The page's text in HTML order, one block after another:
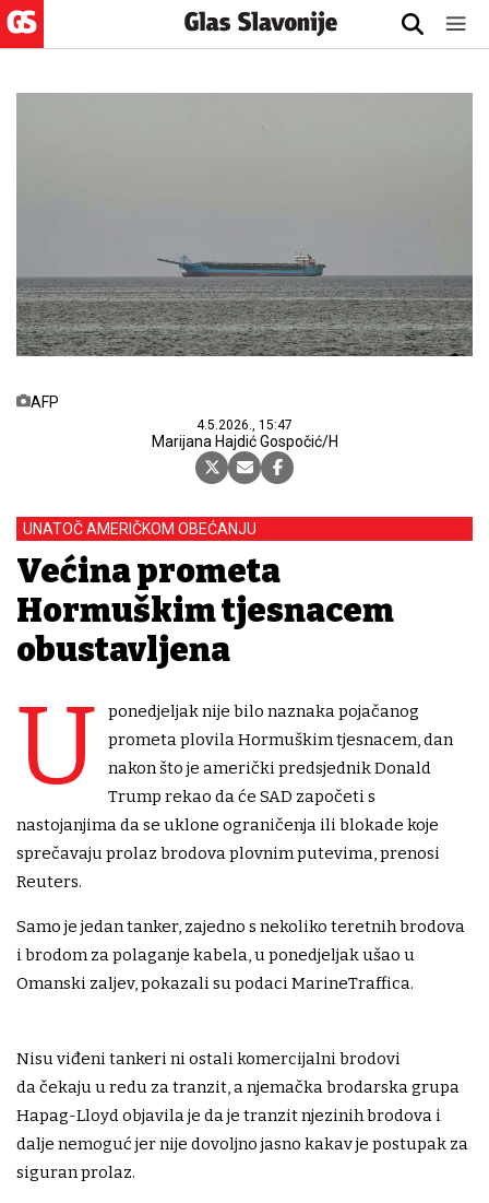
AFP
4.5.2026., 15:47
Marijana Hajdić Gospočić/H
UNATOČ AMERIČKOM OBEĆANJU
Većina prometa
Hormuškim tjesnacem
obustavljena
U
ponedjeljak nije bilo naznaka pojačanog
prometa plovila Hormuškim tjesnacem, dan
nakon što je američki predsjednik Donald
Trump rekao da će SAD započeti s
nastojanjima da se uklone ograničenja ili blokade koje
sprečavaju prolaz brodova plovnim putevima, prenosi
Reuters.
Samo je jedan tanker, zajedno s nekoliko teretnih brodova
i brodom za polaganje kabela, u ponedjeljak ušao u
Omanski zaljev, pokazali su podaci MarineTraffica.
Nisu viđeni tankeri ni ostali komercijalni brodovi
da čekaju u redu za tranzit, a njemačka brodarska grupa
Hapag-Lloyd objavila je da je tranzit njezinih brodova i
dalje nemoguć jer nije dovoljno jasno kakav je postupak za
siguran prolaz.